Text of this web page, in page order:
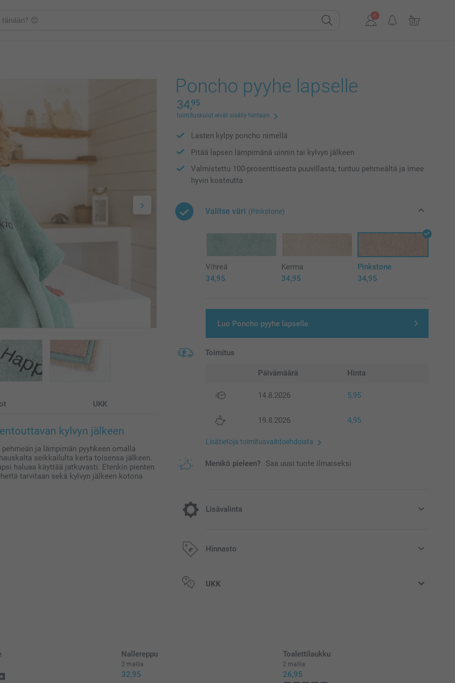
UKK
kylvyn jälkeen
ja lämpimän pyyhkeen omalla
seikkailulta kerta toisensa jälkeen.
haluaa käyttää jatkuvasti. Etenkin pienten
tarvitaan sekä kylvyn jälkeen kotona
Poncho pyyhe lapselle
34,95
toimituskulut eivät sisälly hintaan
Lasten kylpy poncho nimellä
Pitää lapsen lämpimänä uinnin tai kylvyn jälkeen
Valmistettu 100-prosenttisesta puuvillasta, tuntuu pehmeältä ja imee
hyvin kosteutta
Valitse väri (Pinkstone)
Vihreä
34,95
Kerma
34,95
Pinkstone
34,95
Luo Poncho pyyhe lapselle
Toimitus
Päivämäärä Hinta
14.8.2026 5,95
19.8.2026 4,95
Lisätietoja toimitusvaihtoehdoista
Menikö pieleen? Saa uusi tuote ilmaiseksi
Lisävalinta
Lisää tilaukseesi Miffy säästöpossu
Hinnasto
Kaikki hinnat ovat euroina, sisältävät arvonlisäveron ja eivät sisällä
UKK
Nallereppu
2 mallia
32,95
Toalettilaukku
2 mallia
26,95